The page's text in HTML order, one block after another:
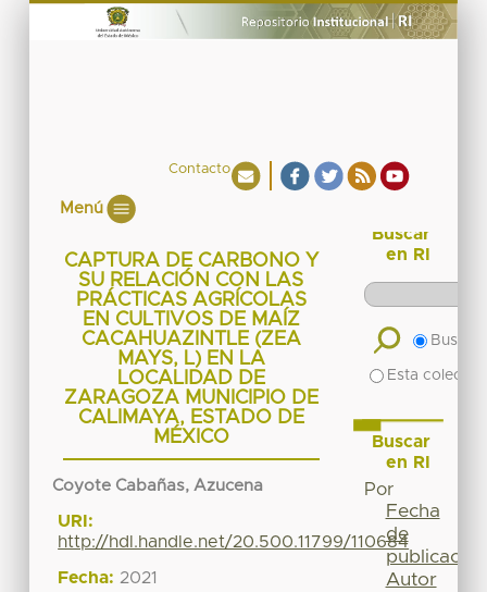
Contacto
Menú
CAPTURA DE CARBONO Y
SU RELACIÓN CON LAS
PRÁCTICAS AGRÍCOLAS
EN CULTIVOS DE MAÍZ
CACAHUAZINTLE (ZEA
MAYS, L) EN LA
LOCALIDAD DE
ZARAGOZA MUNICIPIO DE
CALIMAYA, ESTADO DE
MÉXICO
Coyote Cabañas, Azucena
URI:
http://hdl.handle.net/20.500.11799/110684
Fecha: 2021
Buscar
en RI
Buscar
Esta
Buscar
en RI
Por
Fecha
de
publicación
Autor